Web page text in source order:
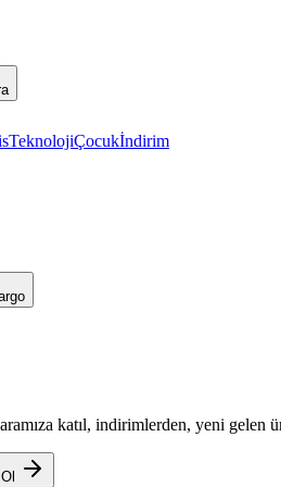
TeknolojiÇocukİndirim
katıl, indirimlerden, yeni gelen